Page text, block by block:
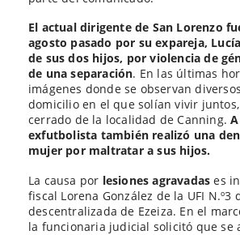
El actual dirigente de San Lorenzo
agosto pasado por su expareja,
de sus dos hijos, por violencia de
de una separación. En las últimas
imágenes donde se observan
domicilio en el que solían vivir
cerrado de la localidad de Canning.
exfutbolista también realizó una
mujer por maltratar a sus hijos.
La causa por lesiones agravadas es
fiscal Lorena González de la UFI N.º3
descentralizada de Ezeiza. En el
la funcionaria judicial solicitó que se